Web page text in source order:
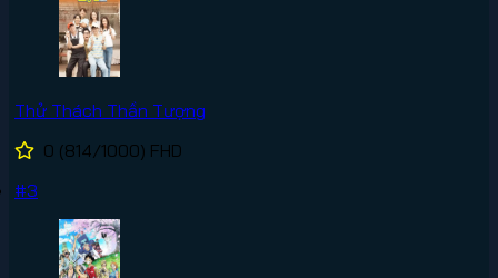
Thử Thách Thần Tượng
0 (814/1000) FHD
#3